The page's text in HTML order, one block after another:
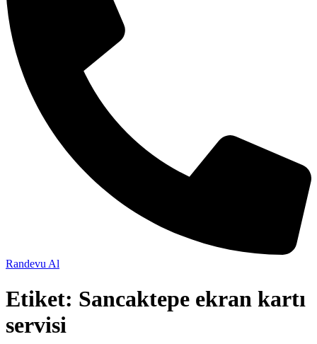
Randevu Al
Etiket: Sancaktepe ekran kartı
servisi